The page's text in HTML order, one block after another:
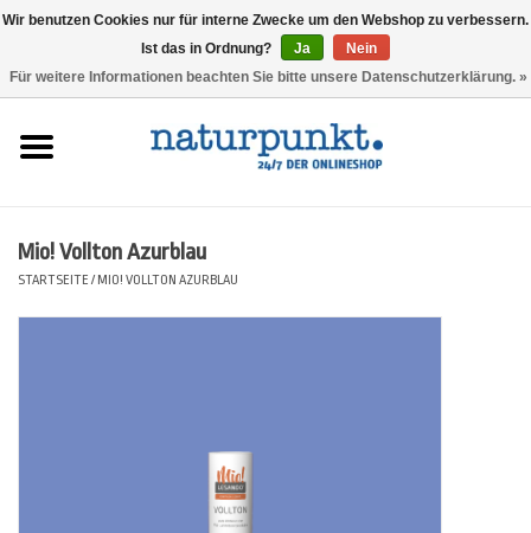
Werkzeuge
Website
Mio! Vollton Azurblau
STARTSEITE / MIO! VOLLTON AZURBLAU
Wir benutzen Cookies nur für interne Zwecke um den Webshop zu verbessern.
Ist das in Ordnung?
Ja
Nein
Für weitere Informationen beachten Sie bitte unsere Datenschutzerklärung. »